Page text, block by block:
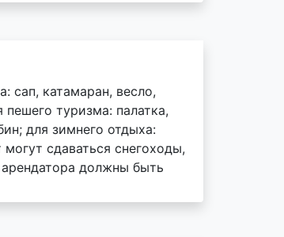
сап, катамаран, весло,
туризма: палатка,
для зимнего отдыха:
сдаваться снегоходы,
должны быть